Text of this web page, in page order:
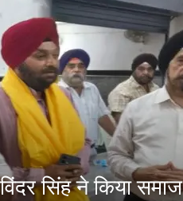
सिंह ने किया समाज